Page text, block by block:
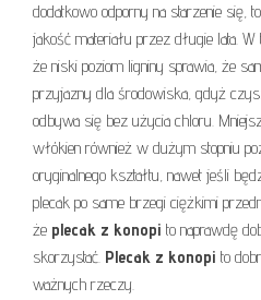
dodatkowo odporny na starzenie się,
jakość materiału przez długie lata.
że niski poziom ligniny sprawia, że
przyjazny dla środowiska, gdyż
odbywa się bez użycia chloru.
włókien również w dużym stopniu
oryginalnego kształtu, nawet jeśli
plecak po same brzegi ciężkimi
że plecak z konopi to naprawdę
skorzystać. Plecak z konopi to
ważnych rzeczy.